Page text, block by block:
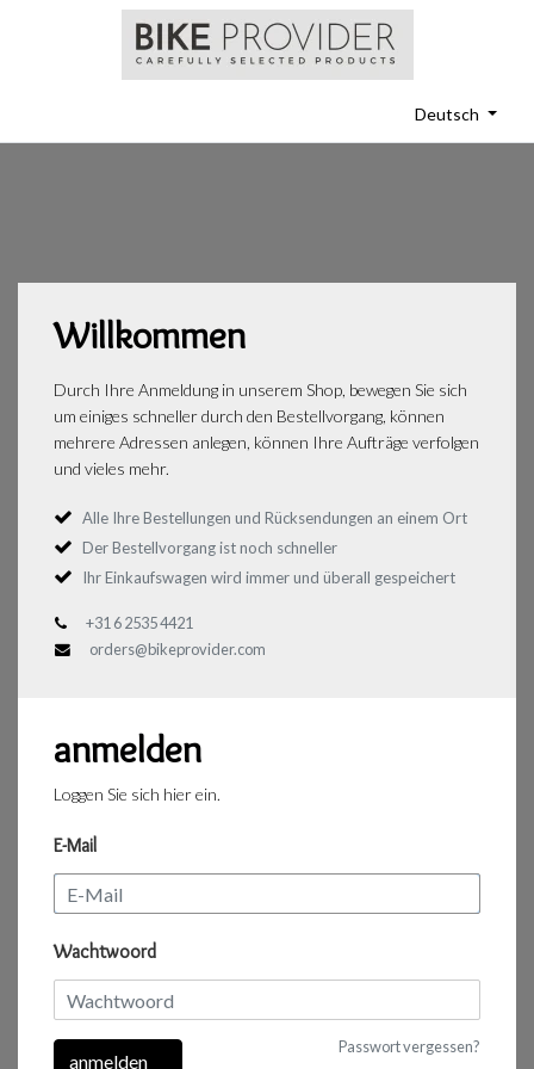
Deutsch
Willkommen
Durch Ihre Anmeldung in unserem Shop, bewegen Sie sich
um einiges schneller durch den Bestellvorgang, können
mehrere Adressen anlegen, können Ihre Aufträge verfolgen
und vieles mehr.
Alle Ihre Bestellungen und Rücksendungen an einem Ort
Der Bestellvorgang ist noch schneller
Ihr Einkaufswagen wird immer und überall gespeichert
+31 6 2535 4421
orders@bikeprovider.com
anmelden
Loggen Sie sich hier ein.
E-Mail
Wachtwoord
Passwort vergessen?
anmelden